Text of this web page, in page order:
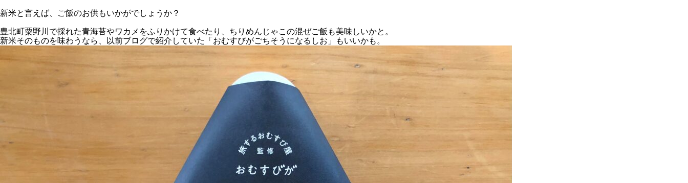
新米と言えば、ご飯のお供もいかがでしょうか？
豊北町粟野川で採れた青海苔やワカメをふりかけて食べたり、ちりめんじゃこの混ぜご飯も美味しいかと。
新米そのものを味わうなら、以前ブログで紹介していた「おむすびがごちそうになるしお」もいいかも。